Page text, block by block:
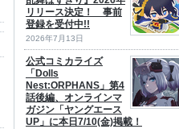
リリース決定！ 事前
登録を受付中!!
2026年7月13日
公式コミカライズ
「Dolls
Nest:ORPHANS」第4
話後編、オンラインマ
ガジン「ヤングエース
UP」に本日7/10(金)掲載！